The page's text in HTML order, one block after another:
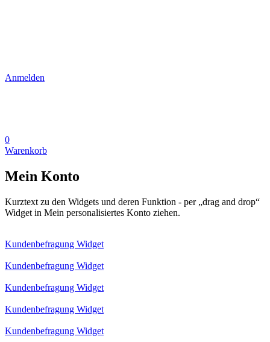
Anmelden
0
Warenkorb
Mein Konto
Kurztext zu den Widgets und deren Funktion - per „drag and drop“
Widget in Mein personalisiertes Konto ziehen.
Kundenbefragung Widget
Kundenbefragung Widget
Kundenbefragung Widget
Kundenbefragung Widget
Kundenbefragung Widget